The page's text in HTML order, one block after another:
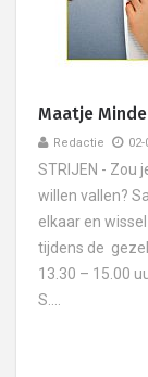
Maatje
Redactie 02-
STRIJEN - Zou
willen vallen?
elkaar en
tijdens de
13.30 – 15.00
S....